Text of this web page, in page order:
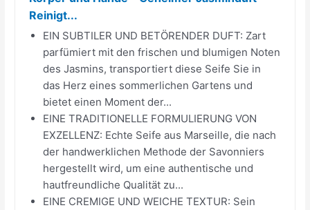
Reinigt...
EIN SUBTILER UND BETÖRENDER DUFT: Zart
parfümiert mit den frischen und blumigen Noten
des Jasmins, transportiert diese Seife Sie in
das Herz eines sommerlichen Gartens und
bietet einen Moment der...
EINE TRADITIONELLE FORMULIERUNG VON
EXZELLENZ: Echte Seife aus Marseille, die nach
der handwerklichen Methode der Savonniers
hergestellt wird, um eine authentische und
hautfreundliche Qualität zu...
EINE CREMIGE UND WEICHE TEXTUR: Sein